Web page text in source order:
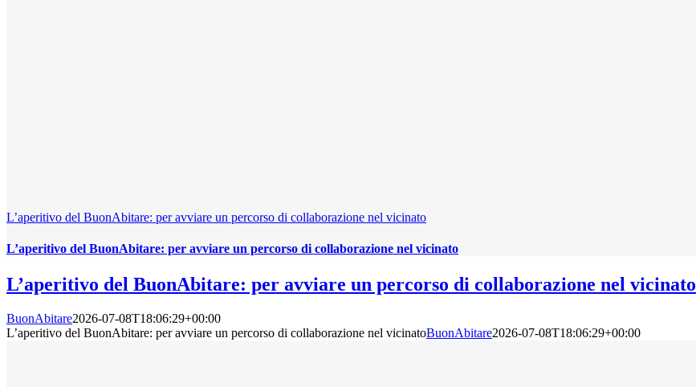
L’aperitivo del BuonAbitare: per avviare un percorso di collaborazione nel vicinato
L’aperitivo del BuonAbitare: per avviare un percorso di collaborazione nel vicinato
L’aperitivo del BuonAbitare: per avviare un percorso di collaborazione nel vicinato
BuonAbitare2026-07-08T18:06:29+00:00
L’aperitivo del BuonAbitare: per avviare un percorso di collaborazione nel vicinatoBuonAbitare2026-07-08T18:06:29+00:00